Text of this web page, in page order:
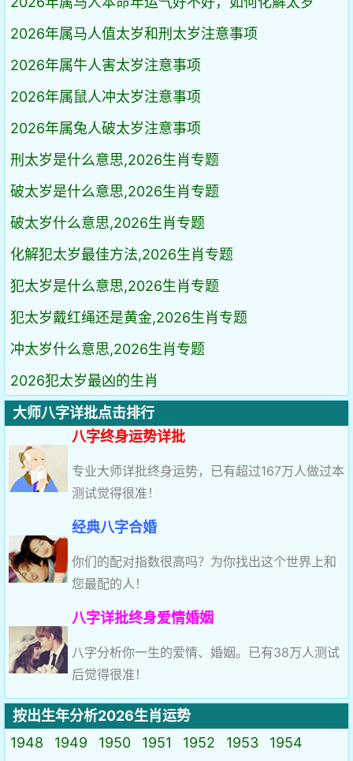
2026年属马人值太岁和刑太岁注意事项
2026年属牛人害太岁注意事项
2026年属鼠人冲太岁注意事项
2026年属兔人破太岁注意事项
刑太岁是什么意思,2026生肖专题
破太岁是什么意思,2026生肖专题
破太岁什么意思,2026生肖专题
化解犯太岁最佳方法,2026生肖专题
犯太岁是什么意思,2026生肖专题
犯太岁戴红绳还是黄金,2026生肖专题
冲太岁什么意思,2026生肖专题
2026犯太岁最凶的生肖
大师八字详批点击排行
八字终身运势详批
专业大师详批终身运势，已有超过167万人做过本
测试觉得很准！
经典八字合婚
你们的配对指数很高吗？为你找出这个世界上和
您最配的人！
八字详批终身爱情婚姻
八字分析你一生的爱情、婚姻。已有38万人测试
后觉得很准！
按出生年分析2026生肖运势
1948
1949 1950 1951 1952 1953
1954